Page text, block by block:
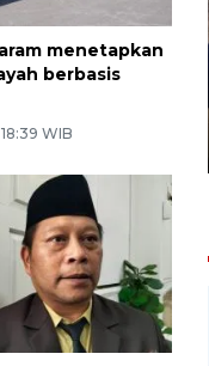
menetapkan
berbasis
WIB
terdakwa
Nurhadi